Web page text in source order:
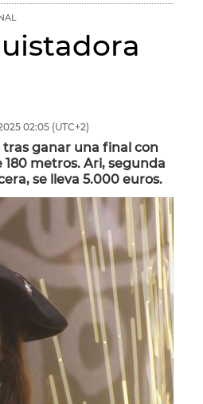
02:05 (UTC+2)
tras ganar una final con
metros. Ari, segunda
se lleva 5.000 euros.